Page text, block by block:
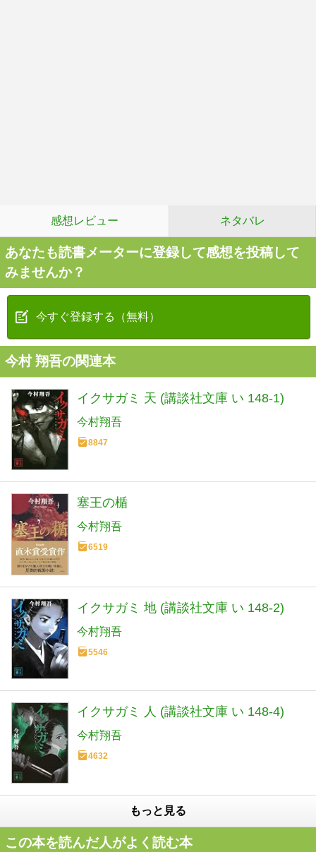
感想レビュー ネタバレ
あなたも読書メーターに登録して感想を投稿して
みませんか？
今すぐ登録する（無料）
今村 翔吾の関連本
イクサガミ 天 (講談社文庫 い 148-1)
今村翔吾
8847
塞王の楯
今村翔吾
6519
イクサガミ 地 (講談社文庫 い 148-2)
今村翔吾
5546
イクサガミ 人 (講談社文庫 い 148-4)
今村翔吾
4632
もっと見る
この本を読んだ人がよく読む本